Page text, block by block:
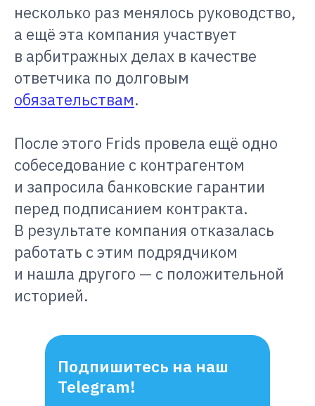
несколько раз менялось руководство,
а ещё эта компания участвует
в арбитражных делах в качестве
ответчика по долговым
обязательствам.
После этого Frids провела ещё одно
собеседование с контрагентом
и запросила банковские гарантии
перед подписанием контракта.
В результате компания отказалась
работать с этим подрядчиком
и нашла другого — с положительной
историей.
Подпишитесь на наш
Telegram!